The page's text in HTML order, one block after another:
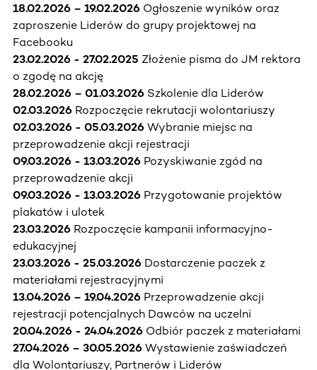
18.02.2026 – 19.02.2026 Ogłoszenie wyników oraz
zaproszenie Liderów do grupy projektowej na
Facebooku
23.02.2026 - 27.02.2025 Złożenie pisma do JM rektora
o zgodę na akcję
28.02.2026 – 01.03.2026 Szkolenie dla Liderów
02.03.2026 Rozpoczęcie rekrutacji wolontariuszy
02.03.2026 - 05.03.2026 Wybranie miejsc na
przeprowadzenie akcji rejestracji
09.03.2026 - 13.03.2026 Pozyskiwanie zgód na
przeprowadzenie akcji
09.03.2026 - 13.03.2026 Przygotowanie projektów
plakatów i ulotek
23.03.2026 Rozpoczęcie kampanii informacyjno-
edukacyjnej
23.03.2026 - 25.03.2026 Dostarczenie paczek z
materiałami rejestracyjnymi
13.04.2026 – 19.04.2026 Przeprowadzenie akcji
rejestracji potencjalnych Dawców na uczelni
20.04.2026 - 24.04.2026 Odbiór paczek z materiałami
27.04.2026 – 30.05.2026 Wystawienie zaświadczeń
dla Wolontariuszy, Partnerów i Liderów